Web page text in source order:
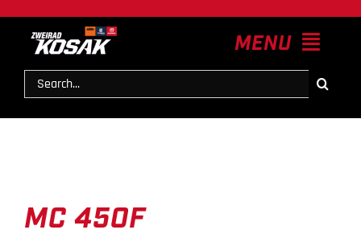
springen
MENU
Modelle
Suche
nach:
MC 450F